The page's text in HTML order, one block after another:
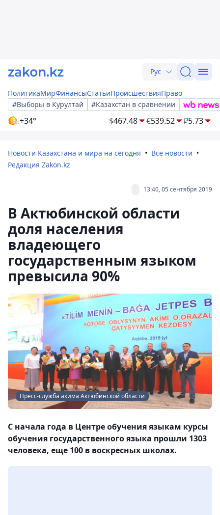
Рус
ПолитикаМирФинансыСтатьиПроисшествияПраво
#Выборы в Курултай
#Казахстан в сравнении
+34° $467.48 €539.52 ₽5.73
Новости Казахстана и мира на сегодня
Все новости
Редакция Zakon.kz
13:40, 05 сентября 2019
В Актюбинской области
доля населения
владеющего
государственным языком
превысила 90%
Пресс-служба акима Актюбинской области
С начала года в Центре обучения языкам курсы
обучения государственного языка прошли 1303
человека, еще 100 в воскресных школах.